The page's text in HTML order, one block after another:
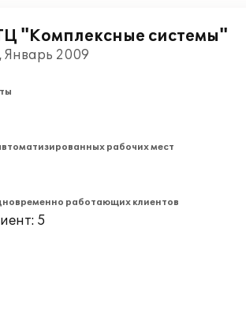
"Комплексные системы"
Январь 2009
рабочих мест
работающих клиентов
5